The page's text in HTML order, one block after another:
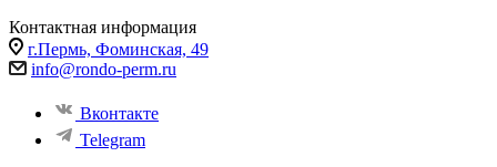
Контактная информация
г.Пермь, Фоминская, 49
info@rondo-perm.ru
Вконтакте
Telegram